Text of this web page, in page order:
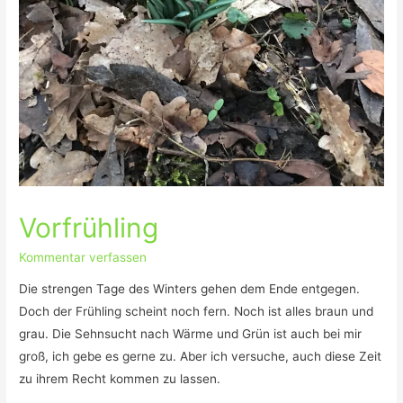
Vorfrühling
Kommentar verfassen
Die strengen Tage des Winters gehen dem Ende entgegen.
Doch der Frühling scheint noch fern. Noch ist alles braun und
grau. Die Sehnsucht nach Wärme und Grün ist auch bei mir
groß, ich gebe es gerne zu. Aber ich versuche, auch diese Zeit
zu ihrem Recht kommen zu lassen.